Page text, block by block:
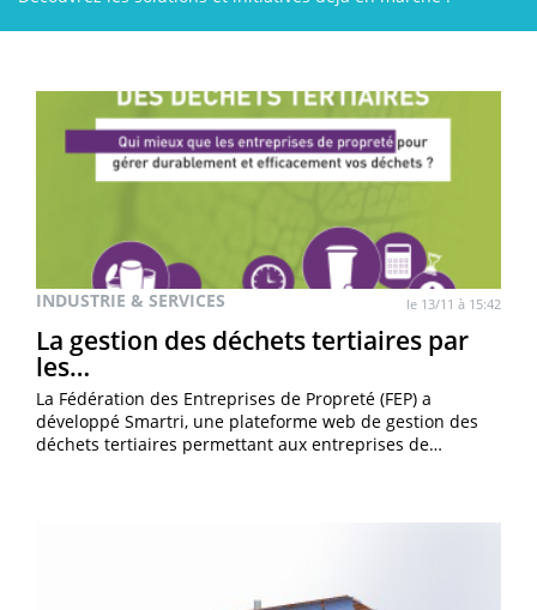
INDUSTRIE & SERVICES le 13/11 à 15:42
La gestion des déchets tertiaires par
les…
La Fédération des Entreprises de Propreté (FEP) a
développé Smartri, une plateforme web de gestion des
déchets tertiaires permettant aux entreprises de…